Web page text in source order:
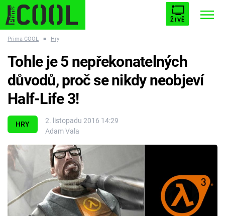
ŽIVĚ
ESCAPE PLNEJ KOTEL AVENGERS 5
Témata
Filmy
Seriály
Hry
Prima COOL ■ Hry
HRY
2. listopadu 2016 14:29
Adam Vala
Tohle je 5 nepřekonatelných
důvodů, proč se nikdy neobjeví
Half-Life 3!